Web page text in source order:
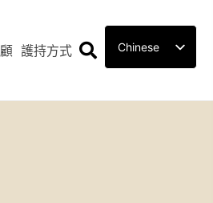
護持方式 Chinese